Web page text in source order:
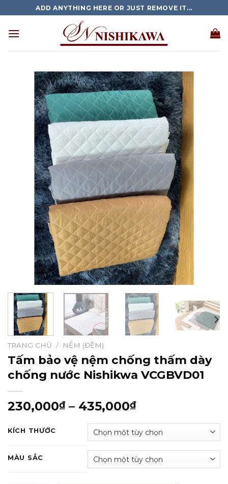
to
content
ADD ANYTHING HERE OR JUST REMOVE IT...
TRANG CHỦ / NỆM (ĐỆM)
Tấm bảo vệ nệm chống thấm dày
chống nước Nishikwa VCGBVD01
230,000₫– 435,000₫
KÍCH THƯỚC
MÀU SẮC